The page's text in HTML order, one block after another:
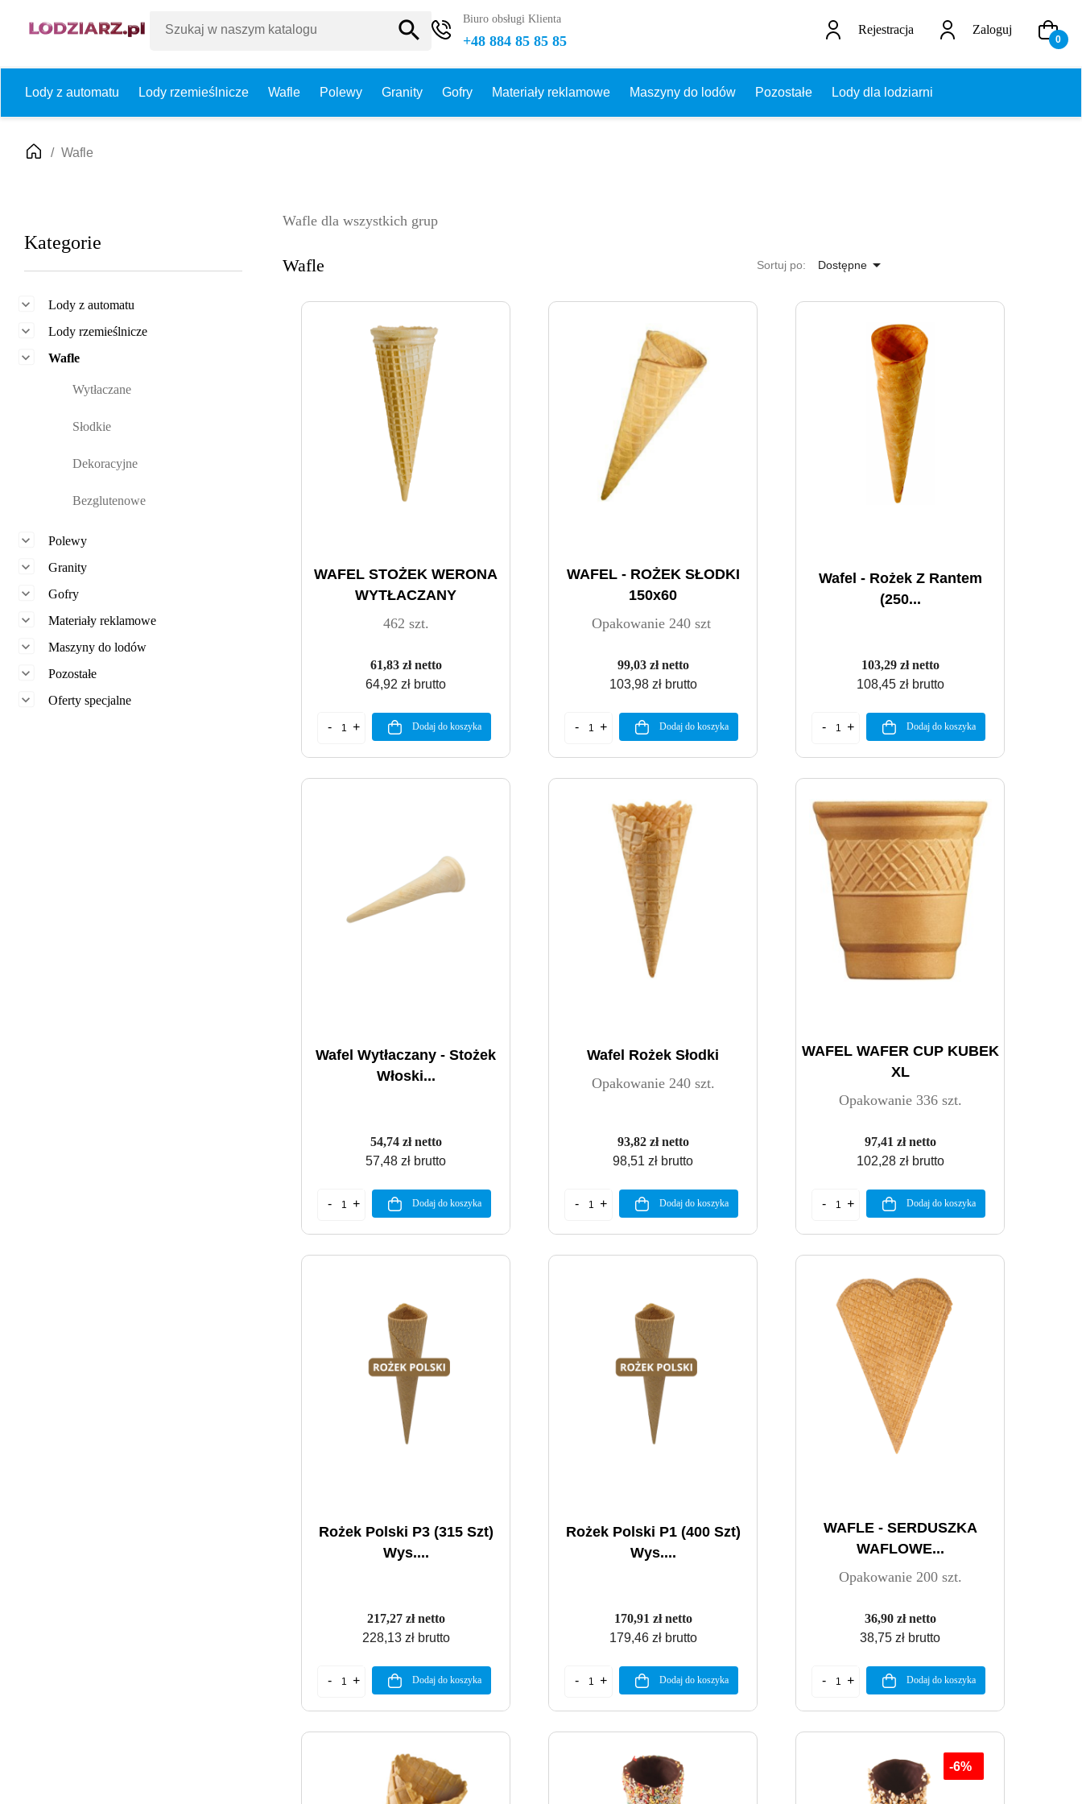
search Biuro obsługi Klienta
+48 884 85 85 85
Rejestracja Zaloguj
0
Lody z automatu Lody rzemieślnicze Wafle Polewy Granity Gofry Materiały reklamowe Maszyny do lodów Pozostałe Lody dla lodziarni
Wafle
Kategorie
 Lody z automatu
 Lody rzemieślnicze
 Wafle
Wytłaczane
Słodkie
Dekoracyjne
Bezglutenowe
 Polewy
 Granity
 Gofry
 Materiały reklamowe
 Maszyny do lodów
 Pozostałe
 Oferty specjalne
Wafle dla wszystkich grup
Wafle Sortuj po: Dostępne 
WAFEL STOŻEK WERONA
WYTŁACZANY
462 szt.
61,83 zł netto
64,92 zł brutto
Dodaj do koszyka
WAFEL - ROŻEK SŁODKI
150x60
Opakowanie 240 szt
99,03 zł netto
103,98 zł brutto
Dodaj do koszyka
Wafel - Rożek Z Rantem
(250...
103,29 zł netto
108,45 zł brutto
Dodaj do koszyka
Wafel Wytłaczany - Stożek
Włoski...
54,74 zł netto
57,48 zł brutto
Dodaj do koszyka
Wafel Rożek Słodki
Opakowanie 240 szt.
93,82 zł netto
98,51 zł brutto
Dodaj do koszyka
WAFEL WAFER CUP KUBEK
XL
Opakowanie 336 szt.
97,41 zł netto
102,28 zł brutto
Dodaj do koszyka
Rożek Polski P3 (315 Szt)
Wys....
217,27 zł netto
228,13 zł brutto
Dodaj do koszyka
Rożek Polski P1 (400 Szt)
Wys....
170,91 zł netto
179,46 zł brutto
Dodaj do koszyka
WAFLE - SERDUSZKA
WAFLOWE...
Opakowanie 200 szt.
36,90 zł netto
38,75 zł brutto
Dodaj do koszyka
-6%